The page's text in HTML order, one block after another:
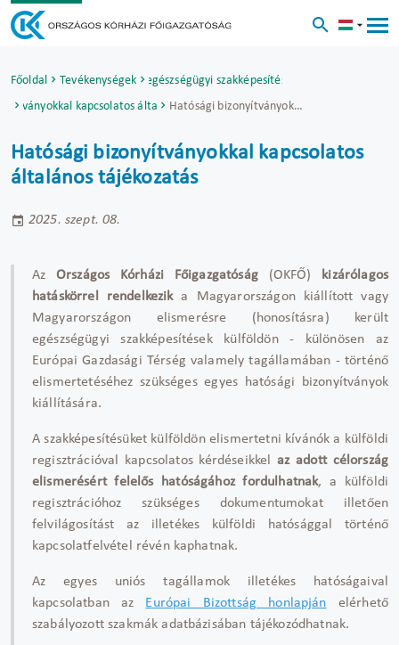
Főoldal Tevékenységek
Hatósági bizonyítványok egészségügyi szakképesítések külföldi
kapcsolatos általános tájékozatás
Hatósági bizonyítványokkal kapcsolatos általános tájékozatás
Hatósági bizonyítványokkal kapcsolatos
általános tájékozatás
2025. szept. 08.
AzOrszágos Kórházi Főigazgatóság(OKFŐ)
kizárólagos
hatáskörrel rendelkezika Magyarországon kiállított vagy
Magyarországon elismerésre (honosításra) került
egészségügyi szakképesítések külföldön - különösen az
Európai Gazdasági Térség valamely tagállamában - történő
elismertetéséhez szükséges egyes hatósági bizonyítványok
kiállítására.
A szakképesítésüket külföldön elismertetni kívánók a külföldi
regisztrációval kapcsolatos kérdéseikkelaz adott célország
elismerésért felelős hatóságához fordulhatnak, a külföldi
regisztrációhoz szükséges dokumentumokat illetően
felvilágosítást az illetékes külföldi hatósággal történő
kapcsolatfelvétel révén kaphatnak.
Az egyes uniós tagállamok illetékes hatóságaival
kapcsolatban az Európai Bizottság honlapján elérhető
szabályozott szakmák adatbázisában tájékozódhatnak.